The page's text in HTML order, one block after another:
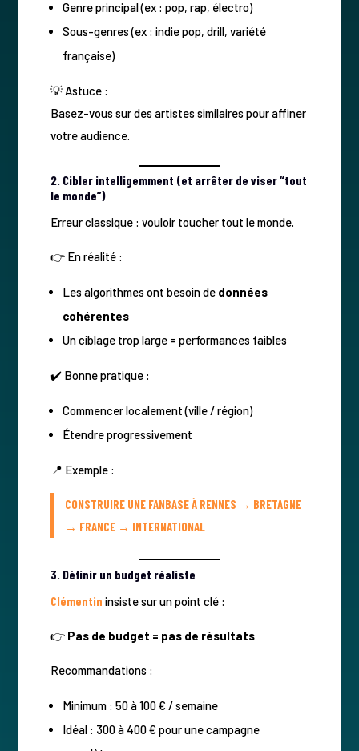
Genre principal (ex : pop, rap, électro)
Sous-genres (ex : indie pop, drill, variété
française)
💡 Astuce :
Basez-vous sur des artistes similaires pour affiner
votre audience.
2. Cibler intelligemment (et arrêter de viser “tout
le monde”)
Erreur classique : vouloir toucher tout le monde.
👉 En réalité :
Les algorithmes ont besoin de données
cohérentes
Un ciblage trop large = performances faibles
✔️ Bonne pratique :
Commencer localement (ville / région)
Étendre progressivement
📍 Exemple :
CONSTRUIRE UNE FANBASE À RENNES → BRETAGNE
→ FRANCE → INTERNATIONAL
3. Définir un budget réaliste
Clémentin insiste sur un point clé :
👉 Pas de budget = pas de résultats
Recommandations :
Minimum : 50 à 100 € / semaine
Idéal : 300 à 400 € pour une campagne